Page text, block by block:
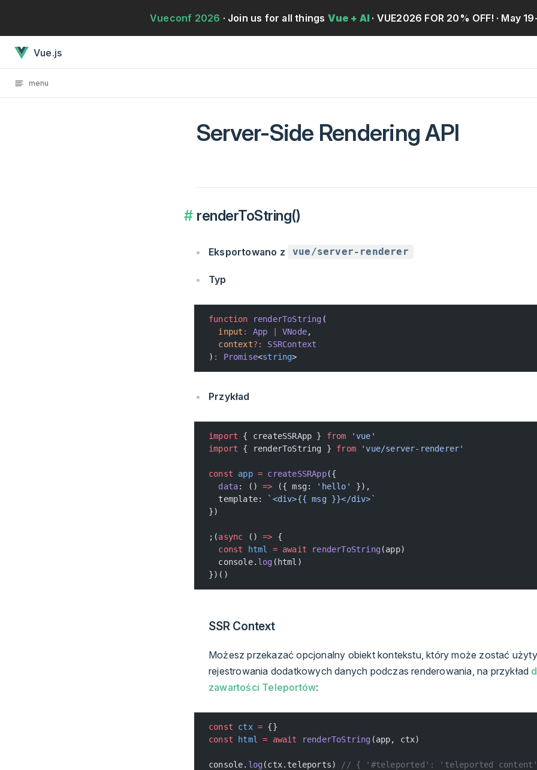
Przejdź bezpośrednio do treściVueconf 2026 · Join us for all things Vue + AI · VUE2026 FOR 20% OFF! · May
Vue.js
menu
Server-Side Rendering API
renderToString()
Eksportowano z vue/server-renderer
Typ
function renderToString (
  input
: App VNode,
  context
?:
SSRContext
) : Promise<string>
Przykład
import { createSSRApp } from 'vue'
import { renderToString } from 'vue/server-renderer'
const app = createSSRApp({
  data
: () => ({ msg: 'hello'
}),
  template:
`<div>{{ msg }}</div>`
})
;(async () => {
  const
html = await renderToString(app)
  console.
log (html)
})()
SSR Context
Możesz przekazać opcjonalny obiekt kontekstu, który może zostać
rejestrowania dodatkowych danych podczas renderowania, na przykład
zawartości Teleportów:
const ctx = {}
const html = await renderToString (app, ctx)
console. log(ctx.teleports) // { '#teleported': 'teleported